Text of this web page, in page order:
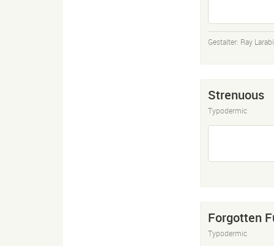
Gestalter: Ray
Strenuous
Typodermic
Forgotten
Typodermic